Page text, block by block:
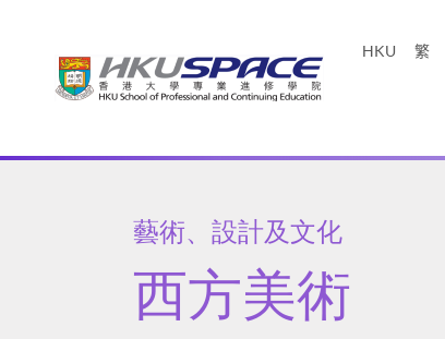
HKU 繁
Main
藝術、設計及文化
西方美術